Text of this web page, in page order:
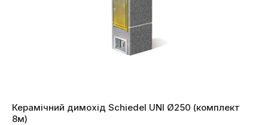
Керамічний димохід Schiedel UNI Ø250 (комплект
8м)